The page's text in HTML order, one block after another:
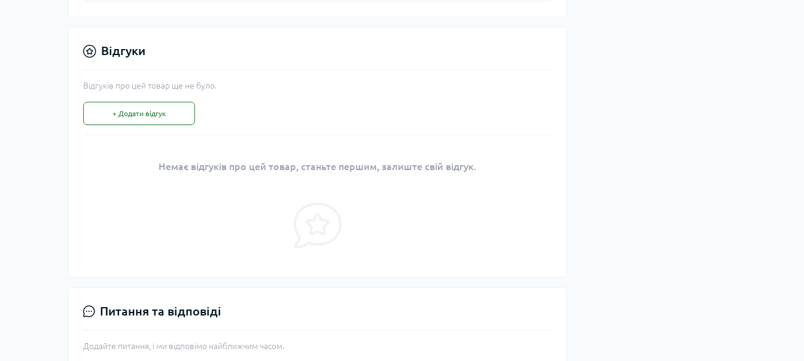
Відгуки
Відгуків про цей товар ще не було.
+ Додати відгук
Немає відгуків про цей товар, станьте першим, залиште свій відгук.
Питання та відповіді
Додайте питання, і ми відповімо найближчим часом.